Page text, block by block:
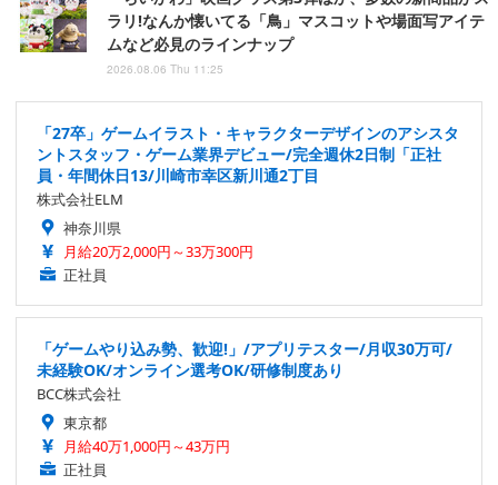
ラリ!なんか懐いてる「鳥」マスコットや場面写アイテ
ムなど必見のラインナップ
2026.08.06 Thu 11:25
「27卒」ゲームイラスト・キャラクターデザインのアシスタ
ントスタッフ・ゲーム業界デビュー/完全週休2日制「正社
員・年間休日13/川崎市幸区新川通2丁目
株式会社ELM
神奈川県
月給20万2,000円～33万300円
正社員
「ゲームやり込み勢、歓迎!」/アプリテスター/月収30万可/
未経験OK/オンライン選考OK/研修制度あり
BCC株式会社
東京都
月給40万1,000円～43万円
正社員